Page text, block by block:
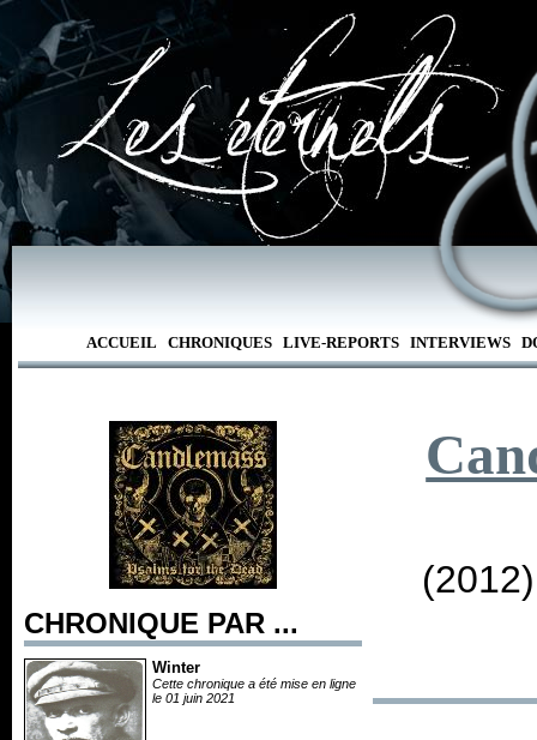
ACCUEIL CHRONIQUES LIVE-REPORTS INTERVIEWS
CHRONIQUE PAR ...
Winter
Cette chronique a été mise en ligne
le 01 juin 2021